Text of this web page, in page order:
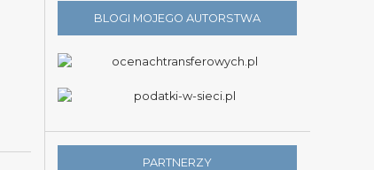
BLOGI MOJEGO AUTORSTWA
PARTNERZY